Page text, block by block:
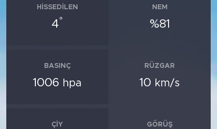
HISSEDILEN
4°
NEM
%81
BASINÇ
1006 hpa
RÜZGAR
10 km/s
ÇIY GÖRÜŞ